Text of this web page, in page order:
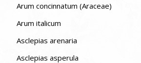
Arum concinnatum (Araceae)
Arum italicum
Asclepias arenaria
Asclepias asperula